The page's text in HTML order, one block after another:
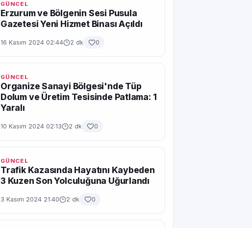
GÜNCEL
Erzurum ve Bölgenin Sesi Pusula
Gazetesi Yeni Hizmet Binası Açıldı
16 Kasım 2024 02:44 2 dk 0
GÜNCEL
Organize Sanayi Bölgesi'nde Tüp
Dolum ve Üretim Tesisinde Patlama: 1
Yaralı
10 Kasım 2024 02:13 2 dk 0
GÜNCEL
Trafik Kazasında Hayatını Kaybeden
3 Kuzen Son Yolculuğuna Uğurlandı
3 Kasım 2024 21:40 2 dk 0